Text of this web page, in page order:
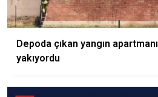
Depoda çıkan yangın apartmanı
yakıyordu